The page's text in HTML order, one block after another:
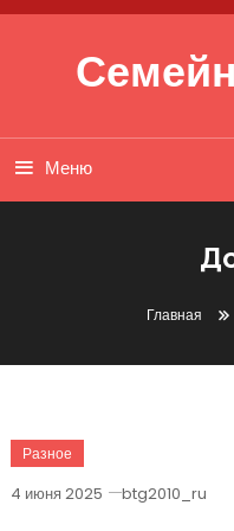
Перейти к содержимому
Меню
Главная
Разное
4 июня 2025 btg2010_ru